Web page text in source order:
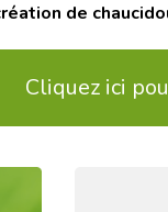
de
Cliquez ici